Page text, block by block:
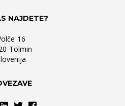
NAJDETE?
16
Tolmin